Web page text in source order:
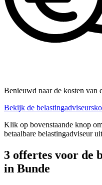
Benieuwd naar de kosten van
Bekijk de
Klik op bovenstaande knop
betaalbare belastingadviseur
3 offertes voor de
in Bunde